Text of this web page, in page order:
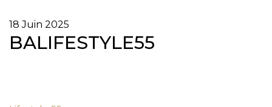
18 Juin 2025
BALIFESTYLE55